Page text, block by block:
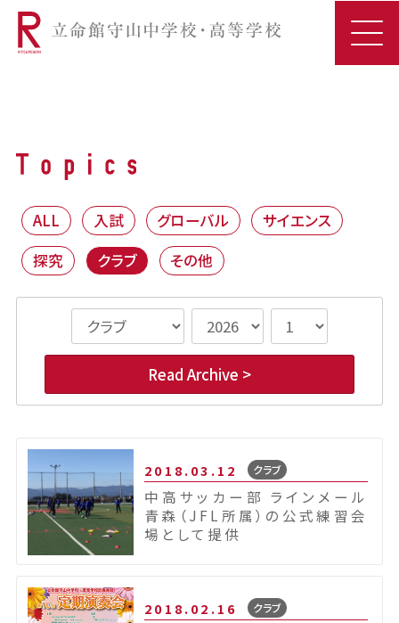
ALL 入試 グローバル
サイエンス
探究
クラブ その他
Read Archive >
2018.03.12 クラブ
中高サッカー部 ラインメール
青森（JFL所属）の公式練習会
場として提供
2018.02.16 クラブ